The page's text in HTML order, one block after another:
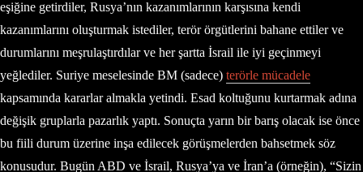
eşiğine getirdiler, Rusya’nın kazanımlarının karşısına kendi
kazanımlarını oluşturmak istediler, terör örgütlerini bahane ettiler ve
durumlarını meşrulaştırdılar ve her şartta İsrail ile iyi geçinmeyi
yeğlediler. Suriye meselesinde BM (sadece) terörle mücadele
kapsamında kararlar almakla yetindi. Esad koltuğunu kurtarmak adına
değişik gruplarla pazarlık yaptı. Sonuçta yarın bir barış olacak ise önce
bu fiili durum üzerine inşa edilecek görüşmelerden bahsetmek söz
konusudur. Bugün ABD ve İsrail, Rusya’ya ve İran’a (örneğin), “Sizin